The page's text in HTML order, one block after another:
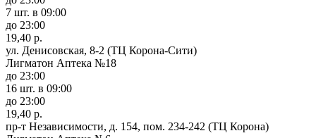
7 шт. в 09:00
до 23:00
19,40 р.
ул. Денисовская, 8-2 (ТЦ Корона-Сити)
Лигматон Аптека №18
до 23:00
16 шт. в 09:00
до 23:00
19,40 р.
пр-т Независимости, д. 154, пом. 234-242 (ТЦ Корона)